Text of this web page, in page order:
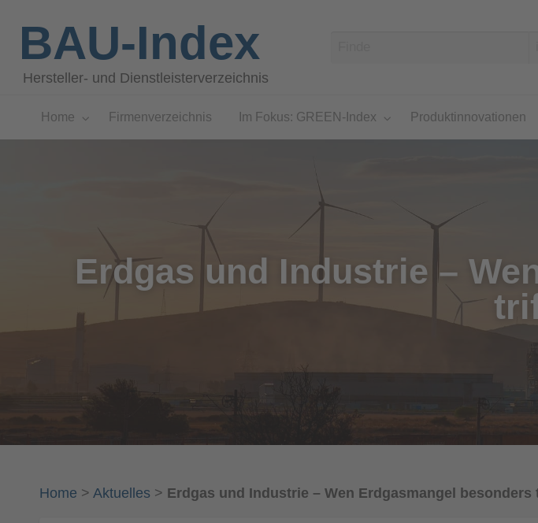
BAU-Index
Hersteller- und Dienstleisterverzeichnis
Home Firmenverzeichnis Im Fokus: GREEN-Index Produktinnovationen
Erdgas und Industrie –
Home >Aktuelles > Erdgas und Industrie – Wen Erdgasmangel besonders